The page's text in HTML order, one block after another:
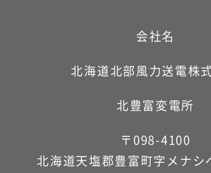
会社名
北海道北部風力送電株
北豊富変電所
〒098-4100
北海道天塩郡豊富町字メナシ